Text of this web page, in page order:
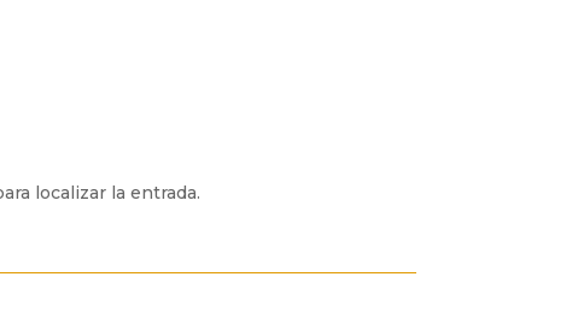
localizar la entrada.